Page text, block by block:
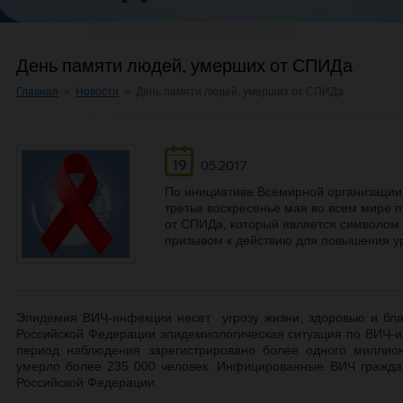
День памяти людей, умерших от СПИДа
Главная Новости
19
05.2017
По инициативе Всемирной
третье воскресенье мая во всем
от СПИДа, который является
призывом к действию для повышения
Эпидемия ВИЧ-инфекции несет угрозу жизни, здоровью и
Российской Федерации эпидемиологическая ситуация по ВИЧ-
период наблюдения зарегистрировано более одного
умерло более 235 000 человек. Инфицированные ВИЧ
Российской Федерации.